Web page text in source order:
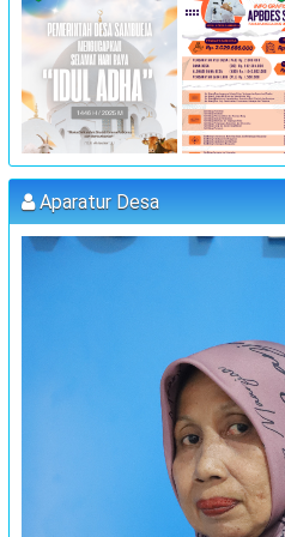
Lokasi :
Koordinator :
"MUSYAWARAH DESA"
Waktu : 25
Lokasi
Koordinator :
PELATIHAN FORUM
31
:
:
MUSRENBANG DESA
: 20
:
Aparatur Desa